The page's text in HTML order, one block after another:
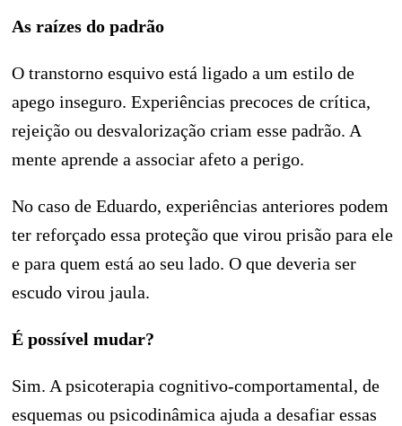
As raízes do padrão
O transtorno esquivo está ligado a um estilo de
apego inseguro. Experiências precoces de crítica,
rejeição ou desvalorização criam esse padrão. A
mente aprende a associar afeto a perigo.
No caso de Eduardo, experiências anteriores podem
ter reforçado essa proteção que virou prisão para ele
e para quem está ao seu lado. O que deveria ser
escudo virou jaula.
É possível mudar?
Sim. A psicoterapia cognitivo-comportamental, de
esquemas ou psicodinâmica ajuda a desafiar essas